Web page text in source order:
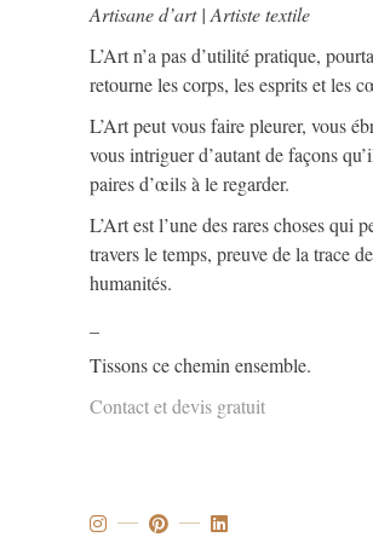
Artisane d’art | Artiste textile
L’Art n’a pas d’utilité pratique,
retourne les corps, les esprits et les
L’Art peut vous faire pleurer, vous
vous intriguer d’autant de façons
paires d’œils à le regarder.
L’Art est l’une des rares choses qui
travers le temps, preuve de la trace
humanités.
Tissons ce chemin ensemble.
Contact et devis gratuit